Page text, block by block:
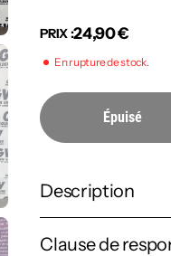
PRIX :24,90 €
En rupture de stock.
Épuisé
Description
Clause de